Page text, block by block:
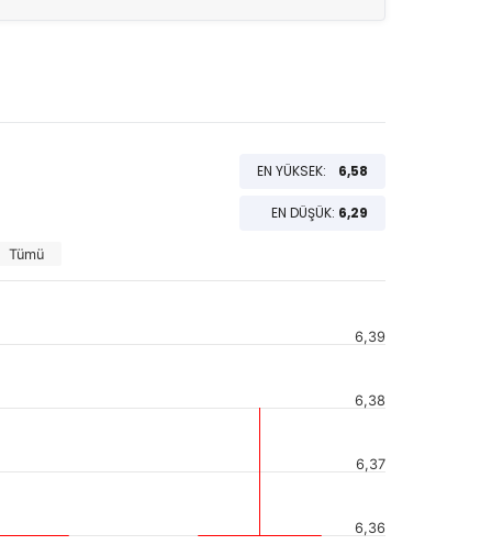
EN YÜKSEK: 6,58
EN DÜŞÜK: 6,29
Tümü
6,36
6,37
6,38
6,39